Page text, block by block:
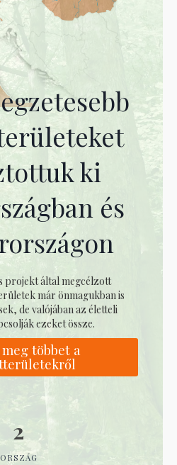
ki
és
projekt által megcélzott
már önmagukban is
de valójában az életteli
ezeket össze.
többet a
2
ORSZÁG